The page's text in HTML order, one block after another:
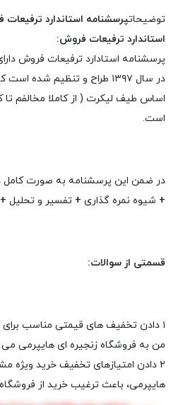
توضیحاتپرسشنامه استاندارد ترفیعات
استاندارد ترفیعات فروش:
در سال ۱۳۹۷ طراح و تنظیم
اساس طیف لیکرت ( از کاملا مخالفم تا
است.
در ضمن این پرسشنامه به صورت کامل
+ شیوه نمره گذاری + تفسیر و تحلیل +
قسمتی از سوالات:
۱ دادن تخفیف های قیمتی مناسب
من به فروشگاه زنجیره ای هایپرمی
۲ دادن امتیازهای تخفیف خرید ویژه
هایپرمی، باعث ترغیب خرید از